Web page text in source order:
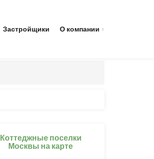
Застройщики О компании
Коттеджные поселки
Москвы на карте